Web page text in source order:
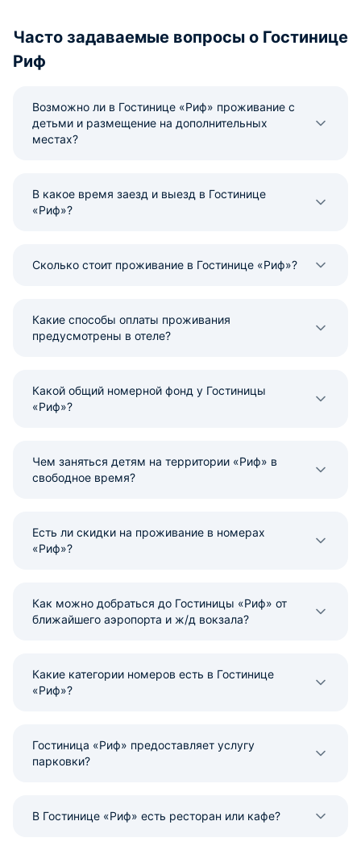
Часто задаваемые вопросы о Гостинице
Риф
Возможно ли в Гостинице «Риф» проживание с
детьми и размещение на дополнительных
местах?
В какое время заезд и выезд в Гостинице
«Риф»?
Сколько стоит проживание в Гостинице «Риф»?
Какие способы оплаты проживания
предусмотрены в отеле?
Какой общий номерной фонд у Гостиницы
«Риф»?
Чем заняться детям на территории «Риф» в
свободное время?
Есть ли скидки на проживание в номерах
«Риф»?
Как можно добраться до Гостиницы «Риф» от
ближайшего аэропорта и ж/д вокзала?
Какие категории номеров есть в Гостинице
«Риф»?
Гостиница «Риф» предоставляет услугу
парковки?
В Гостинице «Риф» есть ресторан или кафе?